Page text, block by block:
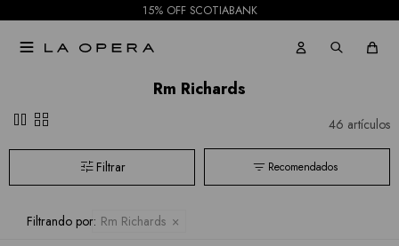
15% OFF SCOTIABANK

Rm Richards
pause grid_view 46 artículos
Recomendados
Filtrando por: Rm Richards